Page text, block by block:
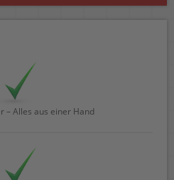
– Alles aus einer Hand